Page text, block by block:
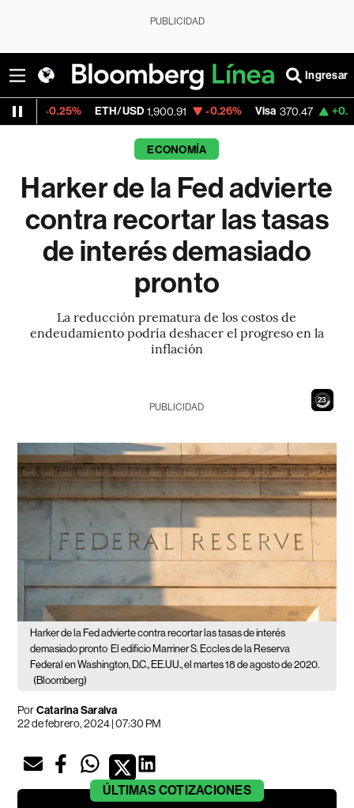
PUBLICIDAD
Ingresar
ETH/USD 1,900.91 -0.26% Visa 370.47 +0.52%
ECONOMÍA
Harker de la Fed advierte
contra recortar las tasas
de interés demasiado
pronto
La reducción prematura de los costos de
endeudamiento podría deshacer el progreso en la
inflación
21
PUBLICIDAD
Harker de la Fed advierte contra recortar las tasas de interés
demasiado pronto El edificio Marriner S. Eccles de la Reserva
Federal en Washington, D.C., EE.UU., el martes 18 de agosto de 2020.
(Bloomberg)
PorCatarina Saraiva
22 de febrero, 2024 | 07:30 PM
ÚLTIMAS COTIZACIONES